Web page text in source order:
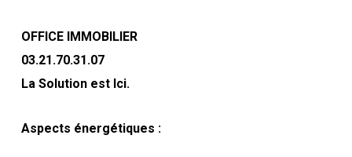
OFFICE IMMOBILIER
03.21.70.31.07
La Solution est Ici.
Aspects énergétiques :